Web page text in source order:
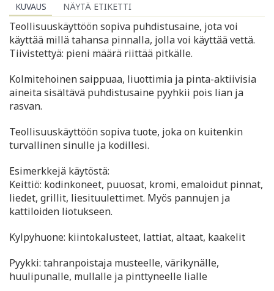
KUVAUS NÄYTÄ ETIKETTI
Teollisuuskäyttöön sopiva puhdistusaine, jota voi
käyttää millä tahansa pinnalla, jolla voi käyttää vettä.
Tiivistettyä: pieni määrä riittää pitkälle.
Kolmitehoinen saippuaa, liuottimia ja pinta-aktiivisia
aineita sisältävä puhdistusaine pyyhkii pois lian ja
rasvan.
Teollisuuskäyttöön sopiva tuote, joka on kuitenkin
turvallinen sinulle ja kodillesi.
Esimerkkejä käytöstä:
Keittiö: kodinkoneet, puuosat, kromi, emaloidut pinnat,
liedet, grillit, liesituulettimet. Myös pannujen ja
kattiloiden liotukseen.
Kylpyhuone: kiintokalusteet, lattiat, altaat, kaakelit
Pyykki: tahranpoistaja musteelle, värikynälle,
huulipunalle, mullalle ja pinttyneelle lialle